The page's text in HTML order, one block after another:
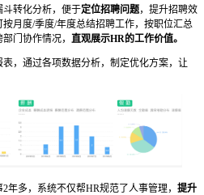
转化分析，便于定位招聘问题，提升招聘效
月度/季度/年度总结招聘工作，按职位汇总
门协作情况， 直观展示HR的工作价值。
，通过各项数据分析，制定优化方案，让
年多，系统不仅帮HR规范了人事管理， 提升